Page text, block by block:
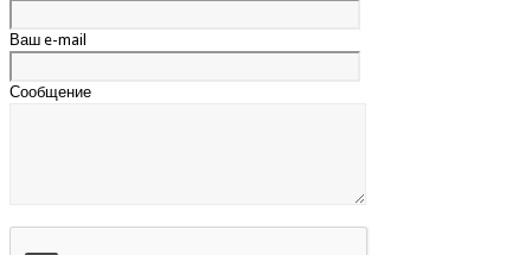
Ваш e-mail
Сообщение